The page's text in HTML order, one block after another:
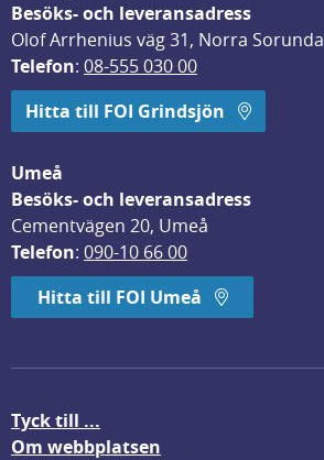
Besöks- och leveransadress
Olof Arrhenius väg 31, Norra Sorunda
Telefon: 08-555 030 00
Hitta till FOI Grindsjön
Umeå
Besöks- och leveransadress
Cementvägen 20, Umeå
Telefon: 090-10 66 00
Hitta till FOI Umeå
Tyck till ...
Om webbplatsen